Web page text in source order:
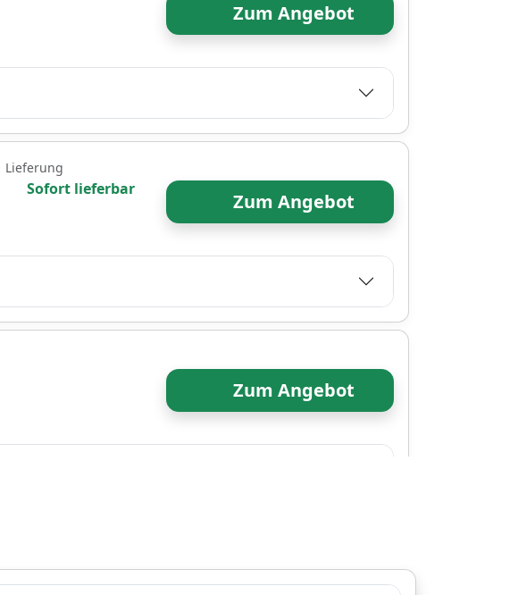
Zum Angebot
Lieferung
Sofort lieferbar
Zum Angebot
Zum Angebot
Zum Angebot